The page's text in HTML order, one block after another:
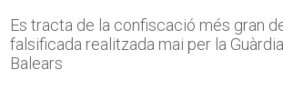
Es tracta de la confiscació més gran
falsificada realitzada mai per la
Balears